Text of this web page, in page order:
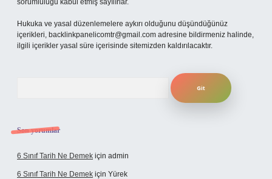
sorumluluğu kabul etmiş sayılırlar.
Hukuka ve yasal düzenlemelere aykırı olduğunu düşündüğünüz
içerikleri, backlinkpanelicomtr@gmail.com adresine bildirmeniz halinde,
ilgili içerikler yasal süre içerisinde sitemizden kaldırılacaktır.
Son yorumlar
6 Sınıf Tarih Ne Demek için admin
6 Sınıf Tarih Ne Demek için Yürek